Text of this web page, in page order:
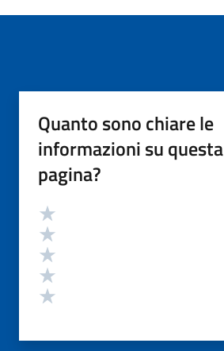
Quanto sono chiare le
informazioni su questa
pagina?
Valutazione